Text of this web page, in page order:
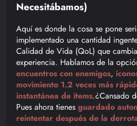
Necesitábamos)
Aquí es donde la cosa se pone
implementado una cantidad
Calidad de Vida (QoL) que
experiencia. Hablamos de la
encuentros con enemigos,
movimiento 1.2 veces más
instantánea de ítems.¿Cansado
Pues ahora tienes guardado
reintentar después de la